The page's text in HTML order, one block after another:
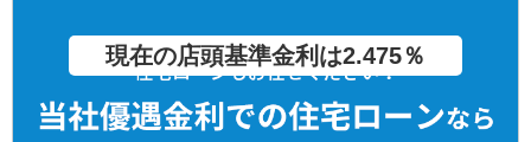
現在の店頭基準金利は2.475％